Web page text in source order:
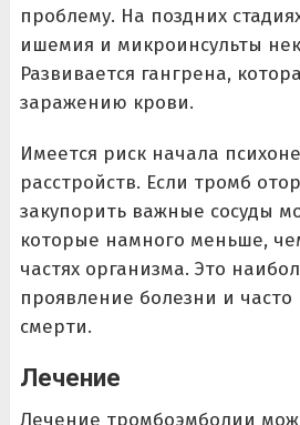
проблему. На поздних
ишемия и микроинсульты
Развивается гангрена,
заражению крови.
Имеется риск начала
расстройств. Если тромб
закупорить важные сосуды
которые намного меньше,
частях организма. Это
проявление болезни и
смерти.
Лечение
Лечение тромбоэмболии